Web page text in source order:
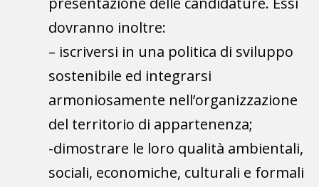
dovranno inoltre:
– iscriversi in una politica di sviluppo
sostenibile ed integrarsi
armoniosamente nell’organizzazione
del territorio di appartenenza;
-dimostrare le loro qualità ambientali,
sociali, economiche, culturali e formali